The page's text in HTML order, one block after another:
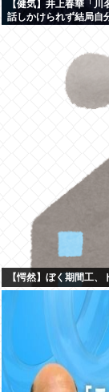
【健気】井上春華「
話しかけられず結局自
【愕然】ぼく期間工